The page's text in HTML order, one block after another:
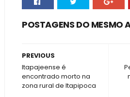
POSTAGENS DO MESMO
PREVIOUS
Itapajeense é
encontrado morto na
zona rural de Itapipoca